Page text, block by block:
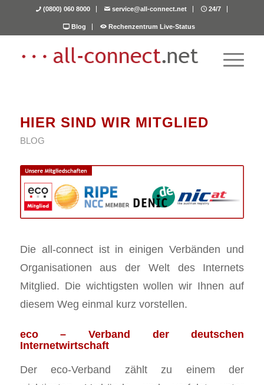
(0800) 060 8000 service@all-connect.net 24/7
Blog Rechenzentrum Live-Status
HIER SIND WIR MITGLIED
BLOG
Die all-connect ist in einigen Verbänden und
Organisationen aus der Welt des Internets
Mitglied. Die wichtigsten wollen wir Ihnen auf
diesem Weg einmal kurz vorstellen.
eco – Verband der deutschen
Internetwirtschaft
Der eco-Verband zählt zu einem der